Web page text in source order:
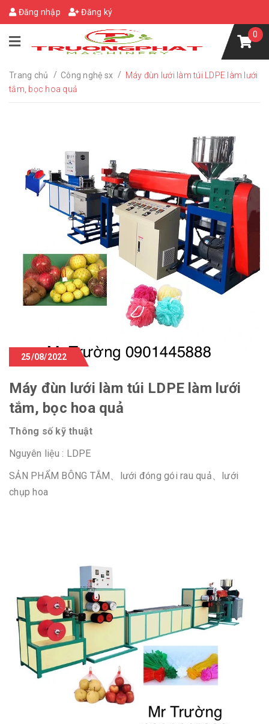
Đăng nhập Đăng ký
0
Trang chủ / Công nghệ sx / Máy đùn lưới làm túi LDPE làm lưới
tắm, bọc hoa quả
25/08/2022
Máy đùn lưới làm túi LDPE làm lưới
tắm, bọc hoa quả
Thông số kỹ thuật
Nguyên liệu : LDPE
SẢN PHẨM BÔNG TẮM、lưới đóng gói rau quả、lưới
chụp hoa